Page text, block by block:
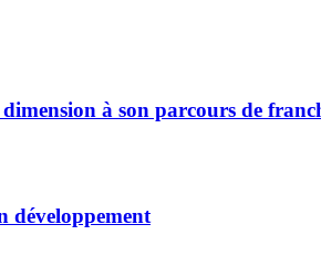
à son parcours de
développement